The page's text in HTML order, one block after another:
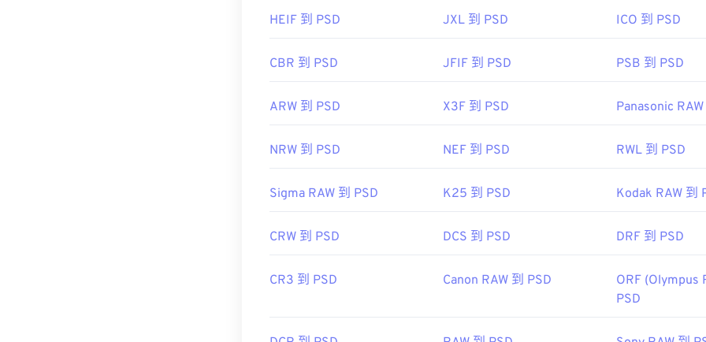
HEIF 到 PSD JXL 到 PSD ICO 到 PSD
CBR 到 PSD JFIF 到 PSD PSB 到 PSD
ARW 到 PSD X3F 到 PSD Panasonic
NRW 到 PSD NEF 到 PSD RWL 到 PSD
Sigma RAW 到 PSD K25 到 PSD Kodak RAW 到
CRW 到 PSD DCS 到 PSD DRF 到 PSD
CR3 到 PSD Canon RAW 到 PSD
ORF (Olympus
PSD